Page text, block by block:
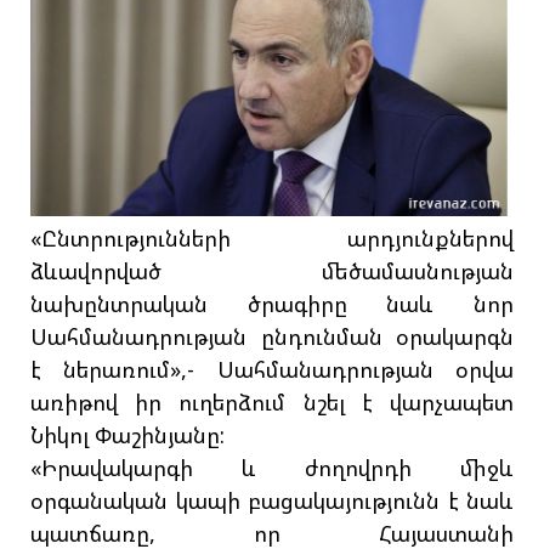
«Ընտրությունների արդյունքներով
ձևավորված մեծամասնության
նախընտրական ծրագիրը նաև նոր
Սահմանադրության ընդունման օրակարգն
է ներառում»,- Սահմանադրության օրվա
առիթով իր ուղերձում նշել է վարչապետ
Նիկոլ Փաշինյանը:
«Իրավակարգի և ժողովրդի միջև
օրգանական կապի բացակայությունն է նաև
պատճառը, որ Հայաստանի